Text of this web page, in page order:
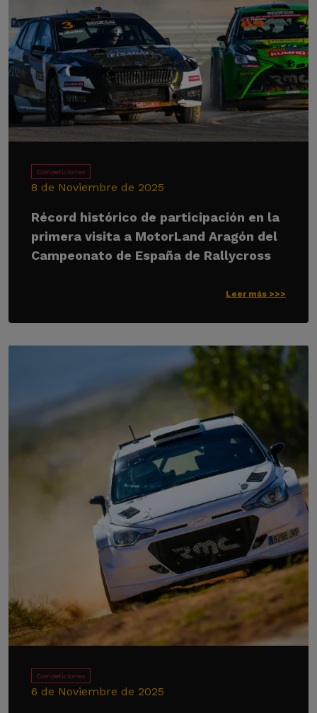
Competiciones
8 de Noviembre de 2025
Récord histórico de participación en la
primera visita a MotorLand Aragón del
Campeonato de España de Rallycross
Leer más >>>
Competiciones
6 de Noviembre de 2025